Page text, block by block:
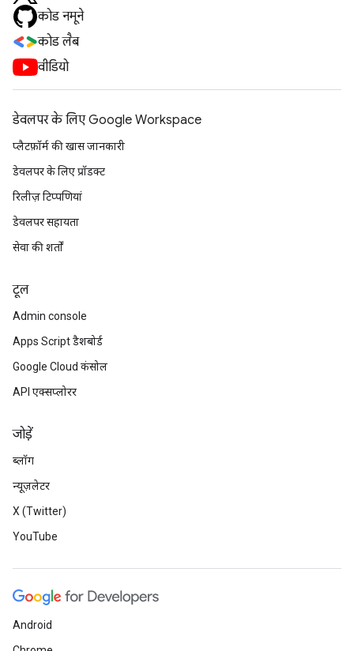
कोड नमूने
कोड लैब
वीडियो
डेवलपर के लिए Google Workspace
प्लैटफ़ॉर्म की खास जानकारी
डेवलपर के लिए प्रॉडक्ट
रिलीज़ टिप्पणियां
डेवलपर सहायता
सेवा की शर्तों
टूल
Admin console
Apps Script डैशबोर्ड
Google Cloud कंसोल
API एक्सप्लोरर
जोड़ें
ब्लॉग
न्यूज़लेटर
X (Twitter)
YouTube
Android